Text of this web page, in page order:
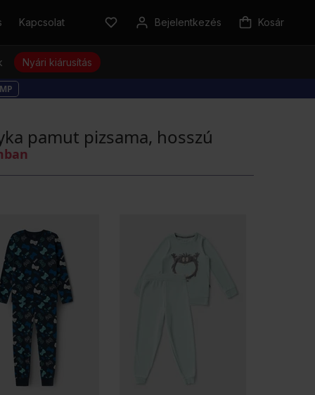
Kapcsolat Bejelentkezés Kosár
Nyári kiárusítás
pamut pizsama, hosszú